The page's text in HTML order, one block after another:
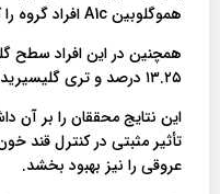
هموگلوبین A1c افراد گروه را کاهش داده است.
۱۳.۲۵ درصد و تری گلیسیرید ۱۳.۵۱ درصد کاهش یافت.
این نتایج محققان را بر آن
تأثیر مثبتی در کنترل قند
عروقی را نیز بهبود بخشد.